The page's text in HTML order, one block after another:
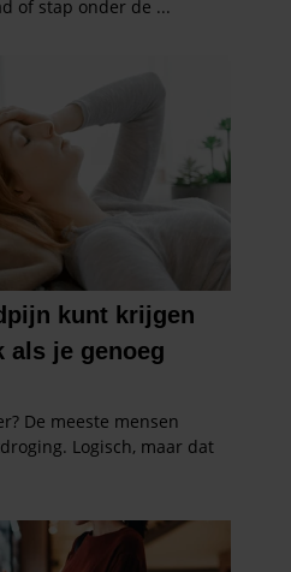
adverteren en analyse. Deze
verstrekt of die ze hebben
gebruik van hun services. U
als u onze website blijft